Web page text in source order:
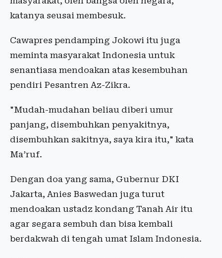
katanya seusai membesuk.
Cawapres pendamping Jokowi itu juga
meminta masyarakat Indonesia untuk
senantiasa mendoakan atas kesembuhan
pendiri Pesantren Az-Zikra.
"Mudah-mudahan beliau diberi umur
panjang, disembuhkan penyakitnya,
disembuhkan sakitnya, saya kira itu," kata
Ma’ruf.
Dengan doa yang sama, Gubernur DKI
Jakarta, Anies Baswedan juga turut
mendoakan ustadz kondang Tanah Air itu
agar segara sembuh dan bisa kembali
berdakwah di tengah umat Islam Indonesia.